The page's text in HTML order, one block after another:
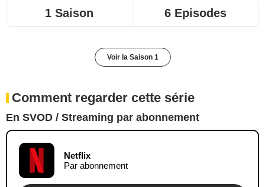
1 Saison 6 Episodes
Voir la Saison 1
Comment regarder cette série
En SVOD / Streaming par abonnement
Netflix
Par abonnement